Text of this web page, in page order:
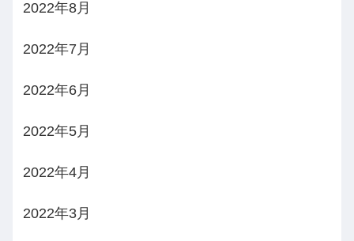
2022年8月
2022年7月
2022年6月
2022年5月
2022年4月
2022年3月